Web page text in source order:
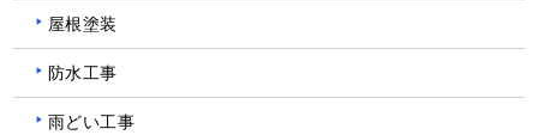
屋根塗装
防水工事
雨どい工事